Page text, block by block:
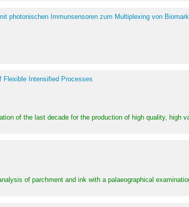
photonischen Immunsensoren zum Multiplexing von
Flexible Intensified Processes
of the last decade for the production of high quality,
of parchment and ink with a palaeographical